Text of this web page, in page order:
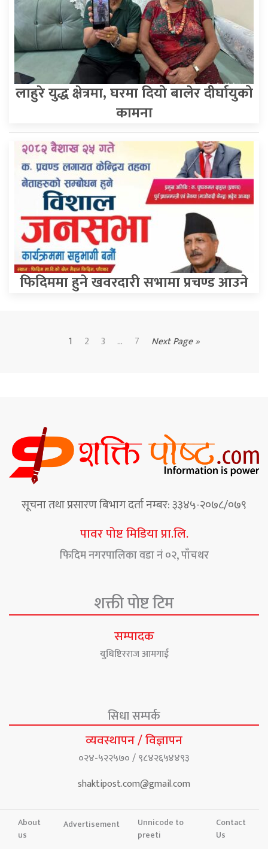
लाहुरे युद्ध क्षेत्रमा, घरमा दियो बालेर दीर्घायुको
कामना
फिदिममा हुने खवरदारी सभामा प्रचण्ड आउने
1 2 3 ... 7 Next Page »
सूचना तथा प्रसारण बिभाग दर्ता नम्बर: ३३४५-२०७८/०७९
पावर पोष्ट मिडिया प्रा.लि.
फिदिम नगरपालिका वडा नं ०२, पाँचथर
शक्ती पोष्ट टिम
सम्पादक
युधिष्टिरराज आमगाई
सिधा सम्पर्क
व्यवस्थापन / विज्ञापन
०२४-५२२५७० / ९८४२६५४४९३
shaktipost.com@gmail.com
About
us
Advertisement
Unnicode to
preeti
Contact
Us